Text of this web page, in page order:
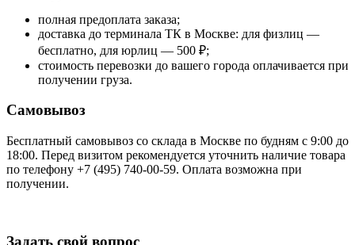
полная предоплата заказа;
доставка до терминала ТК в Москве: для физлиц —
бесплатно, для юрлиц — 500 ₽;
стоимость перевозки до вашего города оплачивается при
получении груза.
Самовывоз
Бесплатный самовывоз со склада в Москве по будням с 9:00 до
18:00. Перед визитом рекомендуется уточнить наличие товара
по телефону +7 (495) 740-00-59. Оплата возможна при
получении.
Задать свой вопрос